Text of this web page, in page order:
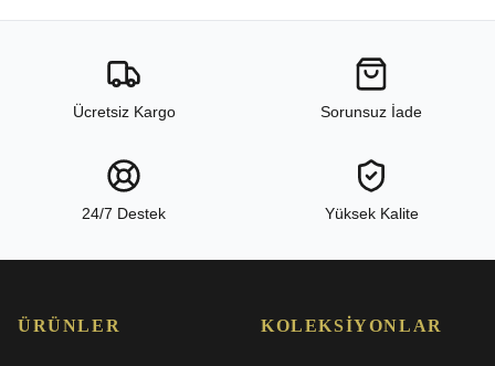
Ücretsiz Kargo Sorunsuz İade
24/7 Destek Yüksek Kalite
ÜRÜNLER KOLEKSIYONLAR